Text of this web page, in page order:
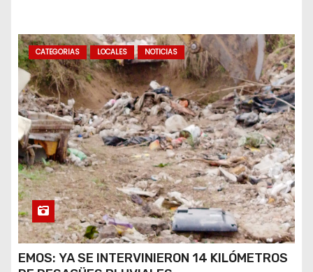
CATEGORIAS LOCALES NOTICIAS
EMOS: YA SE INTERVINIERON 14 KILÓMETROS